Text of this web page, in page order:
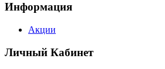
Информация
Акции
Личный Кабинет